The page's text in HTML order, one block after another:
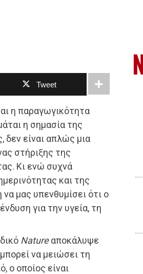
Tweet
η παραγωγικότητα
η σημασία της
είναι απλώς μια
στήριξης της
Κι ενώ συχνά
και της
μας υπενθυμίσει ότι ο
για την υγεία, τη
Natureαποκάλυψε
να μειώσει τη
ο οποίος είναι